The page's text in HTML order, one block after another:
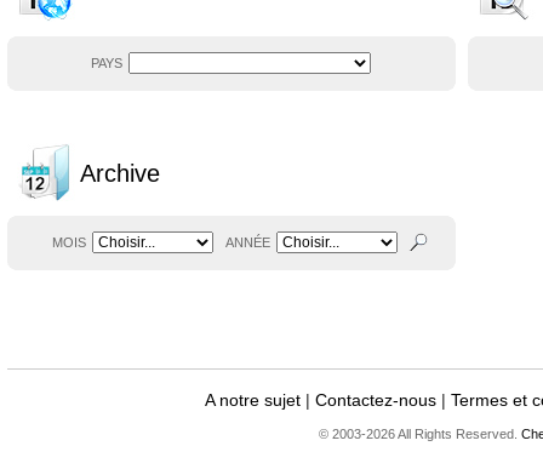
PAYS
Archive
MOIS ANNÉE
A notre sujet |Contactez-nous |Termes et
© 2003-2026 All Rights Reserved.